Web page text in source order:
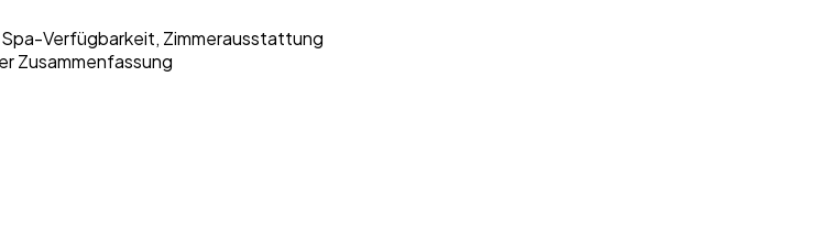
Verfügbarkeit, Zimmerausstattung
Zusammenfassung